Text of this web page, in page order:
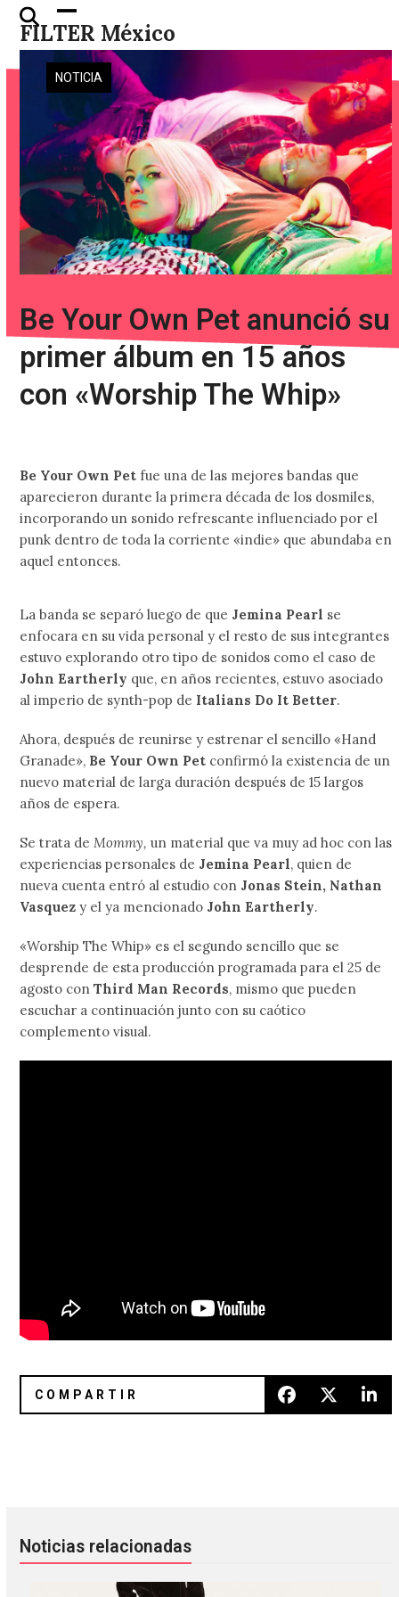
Skip
content
FILTER México
Open
mobile
menu
Close
mobile
menu
NOTICIA
Be Your Own Pet anunció su
primer álbum en 15 años
con «Worship The Whip»
Be Your Own Pet fue una de las mejores bandas que
aparecieron durante la primera década de los dosmiles,
incorporando un sonido refrescante influenciado por el
punk dentro de toda la corriente «indie» que abundaba en
aquel entonces.
La banda se separó luego de que Jemina Pearl se
enfocara en su vida personal y el resto de sus integrantes
estuvo explorando otro tipo de sonidos como el caso de
John Eartherly que, en años recientes, estuvo asociado
al imperio de synth-pop de Italians Do It Better.
Ahora, después de reunirse y estrenar el sencillo «Hand
Granade», Be Your Own Pet confirmó la existencia de un
nuevo material de larga duración después de 15 largos
años de espera.
Se trata deMommy, un material que va muy ad hoc con las
experiencias personales de Jemina Pearl, quien de
nueva cuenta entró al estudio con Jonas Stein, Nathan
Vasquezy el ya mencionado John Eartherly.
«Worship The Whip» es el segundo sencillo que se
desprende de esta producción programada para el 25 de
agosto conThird Man Records, mismo que pueden
escuchar a continuación junto con su caótico
complemento visual.
Noticias relacionadas